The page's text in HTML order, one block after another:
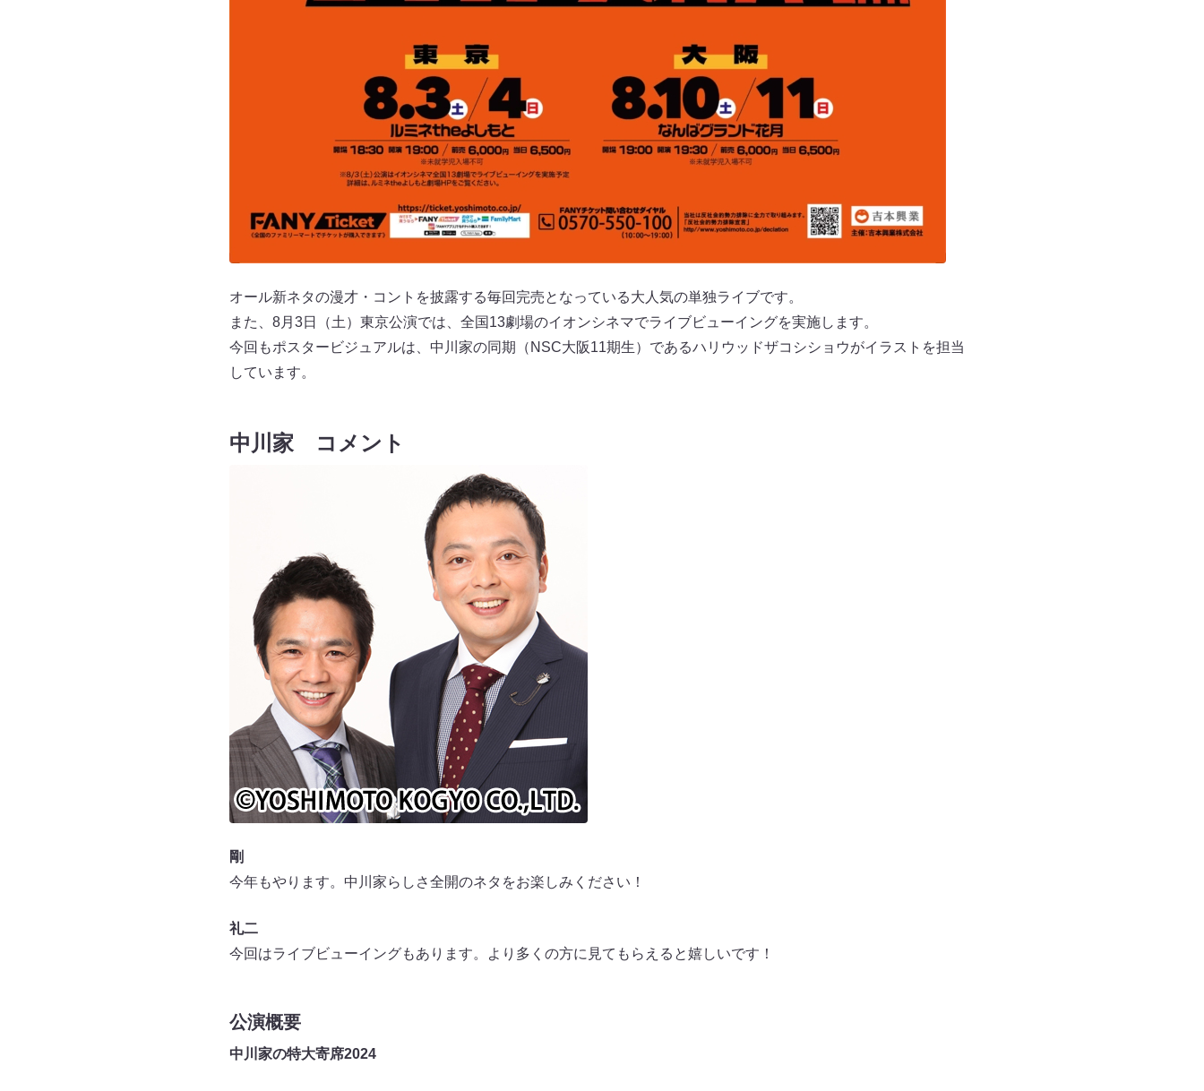
オール新ネタの漫才・コントを披露する毎回完売となっている大人気の単独ライブです。
また、8月3日（土）東京公演では、全国13劇場のイオンシネマでライブビューイングを実施します。
今回もポスタービジュアルは、中川家の同期（NSC大阪11期生）であるハリウッドザコシショウがイラストを担当
しています。
中川家 コメント
剛
今年もやります。中川家らしさ全開のネタをお楽しみください！
礼二
今回はライブビューイングもあります。より多くの方に見てもらえると嬉しいです！
公演概要
中川家の特大寄席2024